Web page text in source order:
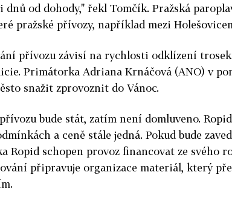
dnů od dohody," řekl Tomčík. Pražská
pražské přívozy, například mezi
přívozu závisí na rychlosti odklízení
Primátorka Adriana Krnáčová (ANO) v
snažit zprovoznit do Vánoc.
bude stát, zatím není domluveno.
a ceně stále jedná. Pokud bude
Ropid schopen provoz financovat ze svého
připravuje organizace materiál, který